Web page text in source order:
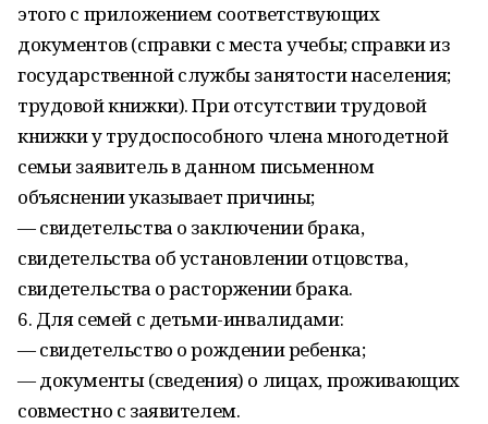
этого с приложением соответствующих
документов (справки с места учебы; справки из
государственной службы занятости населения;
трудовой книжки). При отсутствии трудовой
книжки у трудоспособного члена многодетной
семьи заявитель в данном письменном
объяснении указывает причины;
— свидетельства о заключении брака,
свидетельства об установлении отцовства,
свидетельства о расторжении брака.
6. Для семей с детьми-инва­лидами:
— свидетельство о рождении ребенка;
— документы (сведения) о лицах, проживающих
совместно с заявителем.